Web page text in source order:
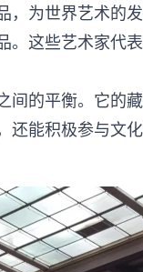
为世界艺术的
这些艺术家代
的平衡。它的
能积极参与文化